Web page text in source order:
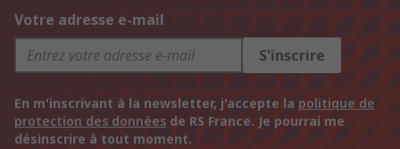
Votre adresse e-mail
S'inscrire
En m'inscrivant à la newsletter, j'accepte la politique de
protection des données de RS France. Je pourrai me
désinscrire à tout moment.